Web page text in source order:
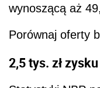
wynoszącą aż
Porównaj oferty
2,5 tys. zł